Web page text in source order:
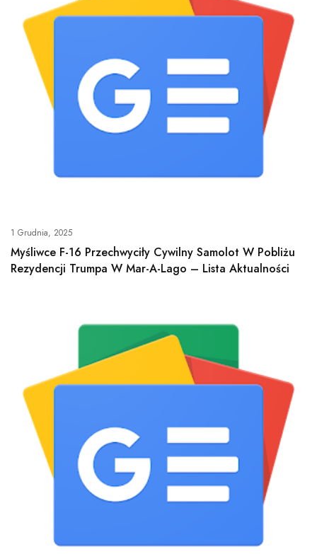
1 Grudnia, 2025
Myśliwce F-16 Przechwyciły Cywilny Samolot W Pobliżu
Rezydencji Trumpa W Mar-A-Lago – Lista Aktualności